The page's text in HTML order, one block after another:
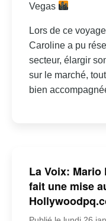
Vegas
Lors de ce
Caroline a pu
secteur, élargir
sur le marché,
bien
La Voix:
fait une mise